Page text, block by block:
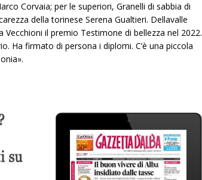
Corvaia; per le superiori, Granelli di sabbia di
della torinese Serena Gualtieri. Dellavalle
il premio Testimone di bellezza nel 2022.
Ha firmato di persona i diplomi. C’è una piccola